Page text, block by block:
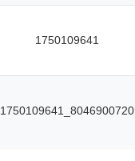
1750109641
1750109641_8046900720